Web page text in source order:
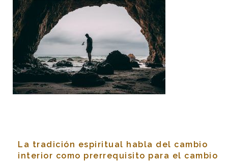
La tradición espiritual habla del cambio
interior como prerrequisito para el cambio